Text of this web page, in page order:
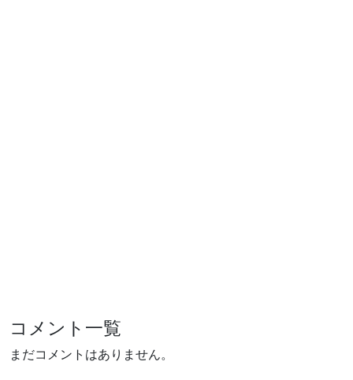
コメント一覧
まだコメントはありません。